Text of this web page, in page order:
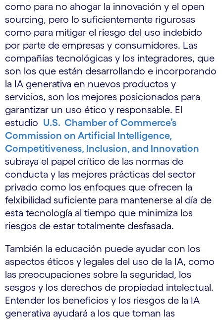
como para no ahogar la innovación y el open
sourcing, pero lo suficientemente rigurosas
como para mitigar el riesgo del uso indebido
por parte de empresas y consumidores. Las
compañías tecnológicas y los integradores, que
son los que están desarrollando e incorporando
la IA generativa en nuevos productos y
servicios, son los mejores posicionados para
garantizar un uso ético y responsable. El
estudio U.S. Chamber of Commerce’s
Commission on Artificial Intelligence,
Competitiveness, Inclusion, and Innovation
subraya el papel crítico de las normas de
conducta y las mejores prácticas del sector
privado como los enfoques que ofrecen la
felxibilidad suficiente para mantenerse al día de
esta tecnología al tiempo que minimiza los
riesgos de estar totalmente desfasada.
También la educación puede ayudar con los
aspectos éticos y legales del uso de la IA, como
las preocupaciones sobre la seguridad, los
sesgos y los derechos de propiedad intelectual.
Entender los beneficios y los riesgos de la IA
generativa ayudará a los que toman las